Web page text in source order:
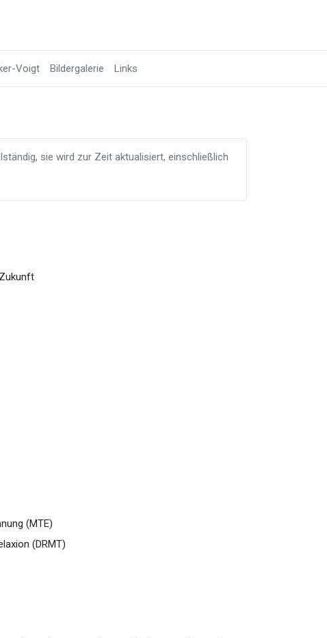
Voigt Bildergalerie Links
sie wird zur Zeit aktualisiert, einschließlich
(MTE)
(DRMT)